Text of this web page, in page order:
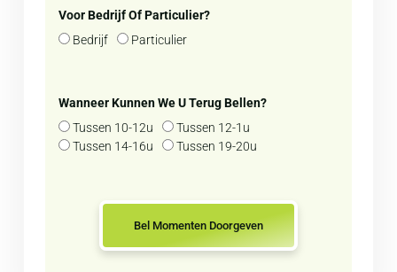
Voor Bedrijf Of Particulier?
Bedrijf
Particulier
Wanneer Kunnen We U Terug Bellen?
Tussen 10-12u
Tussen 12-1u
Tussen 14-16u
Tussen 19-20u
Bel Momenten Doorgeven